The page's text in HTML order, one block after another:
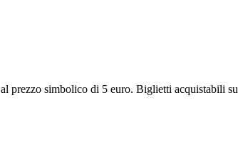
prezzo simbolico di 5 euro. Biglietti acquistabili su